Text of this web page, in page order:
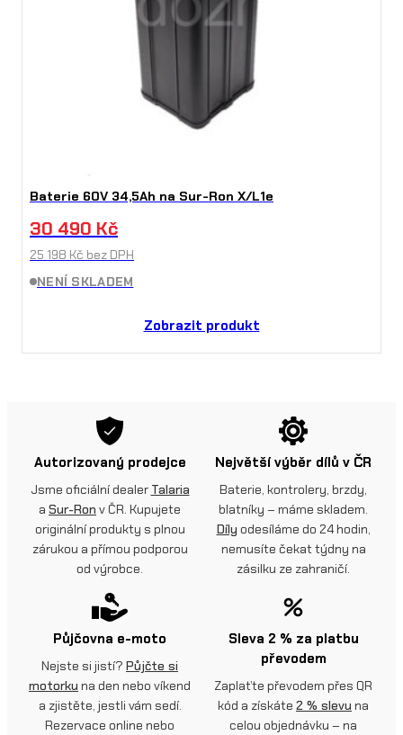
Baterie 60V 34,5Ah na Sur-Ron X/L1e
30 490 Kč
25 198 Kč bez DPH
NENÍ SKLADEM
Zobrazit produkt
Autorizovaný prodejce
Jsme oficiální dealer Talaria
a Sur-Ron v ČR. Kupujete
originální produkty s plnou
zárukou a přímou podporou
od výrobce.
Největší výběr dílů v ČR
Baterie, kontrolery, brzdy,
blatníky – máme skladem.
Díly odesíláme do 24 hodin,
nemusíte čekat týdny na
zásilku ze zahraničí.
Půjčovna e-moto
Nejste si jistí? Půjčte si
motorku na den nebo víkend
a zjistěte, jestli vám sedí.
Rezervace online nebo
Sleva 2 % za platbu
převodem
Zaplaťte převodem přes QR
kód a získáte 2 % slevu na
celou objednávku – na